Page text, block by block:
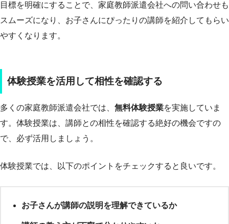
目標を明確にすることで、家庭教師派遣会社への問い合わせも
スムーズになり、お子さんにぴったりの講師を紹介してもらい
やすくなります。
体験授業を活用して相性を確認する
多くの家庭教師派遣会社では、 無料体験授業を実施していま
す。体験授業は、講師との相性を確認する絶好の機会ですの
で、必ず活用しましょう。
体験授業では、以下のポイントをチェックすると良いです。
お子さんが講師の説明を理解できているか